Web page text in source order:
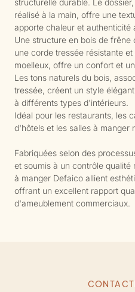
réalisé à la main, offre une
apporte chaleur et authenticité
Une structure en bois de frêne
une corde tressée résistante
moelleux, offre un confort et
Les tons naturels du bois,
tressée, créent un style
à différents types d'intérieurs.
Idéal pour les restaurants, les
d'hôtels et les salles à manger
Fabriquées selon des
et soumis à un contrôle qualité
à manger Defaico allient
offrant un excellent rapport
d'ameublement commerciaux.